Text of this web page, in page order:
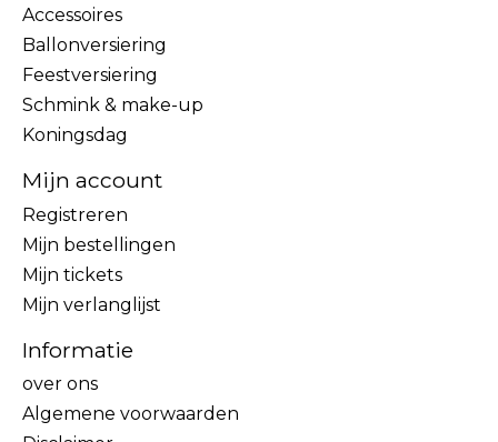
Accessoires
Ballonversiering
Feestversiering
Schmink & make-up
Koningsdag
Mijn account
Registreren
Mijn bestellingen
Mijn tickets
Mijn verlanglijst
Informatie
over ons
Algemene voorwaarden